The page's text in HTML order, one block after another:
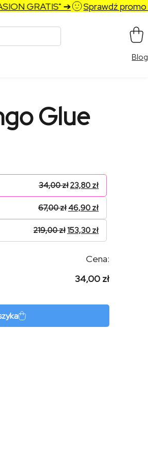
GRATIS" ➔ Sprawdź promo
Blog
Glue
34,00zł23,80 zł
67,00zł46,90 zł
219,00zł153,30 zł
Cena:
34,00 zł